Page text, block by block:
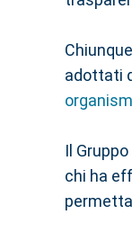
adottati
Il
chi ha